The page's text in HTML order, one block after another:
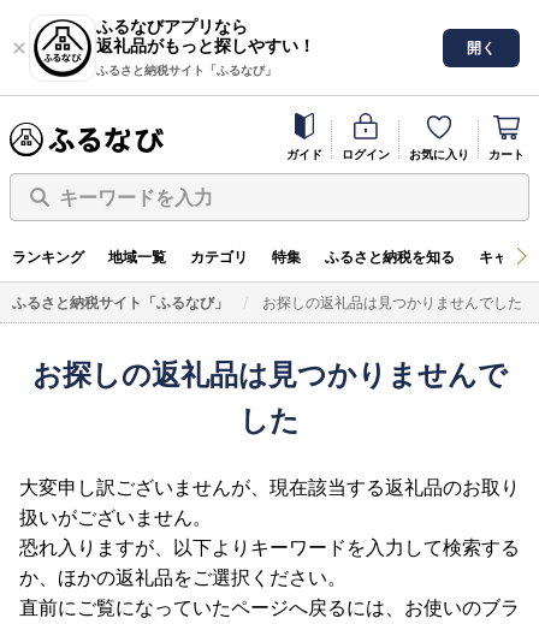
ふるなびアプリなら
返礼品がもっと探しやすい！
ふるさと納税サイト「ふるなび」
開く
ガイド ログイン お気に入り カート
キーワードを入力
ランキング 地域一覧 カテゴリ 特集 ふるさと納税を知る キャン
ふるさと納税サイト「ふるなび」 お探しの返礼品は見つかりませんでした
お探しの返礼品は見つかりませんで
した
大変申し訳ございませんが、現在該当する返礼品のお取り
扱いがございません。
恐れ入りますが、以下よりキーワードを入力して検索する
か、ほかの返礼品をご選択ください。
直前にご覧になっていたページへ戻るには、お使いのブラ